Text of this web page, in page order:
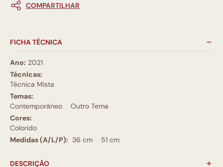
COMPARTILHAR
FICHA TÉCNICA
Ano: 2021
Técnicas:
Técnica Mista
Temas:
Contemporâneo
Outro Tema
Cores:
Colorido
Medidas (A/L/P): 36 cm 51 cm
DESCRIÇÃO